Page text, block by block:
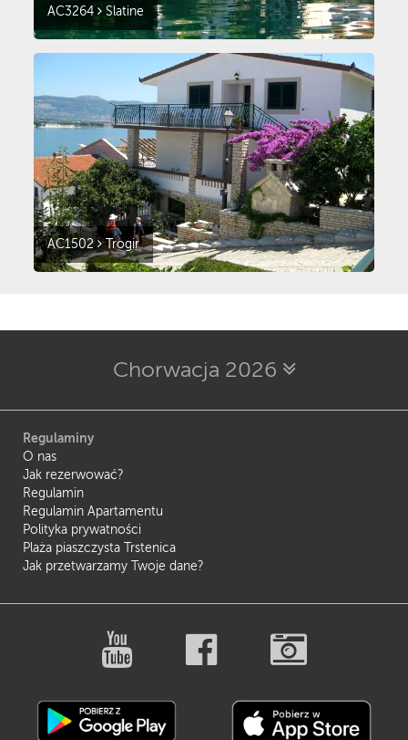
AC3264 Slatine
AC1502 Trogir
Chorwacja 2026
Regulaminy
O nas
Jak rezerwować?
Regulamin
Regulamin Apartamentu
Polityka prywatności
Plaża piaszczysta Trstenica
Jak przetwarzamy Twoje dane?